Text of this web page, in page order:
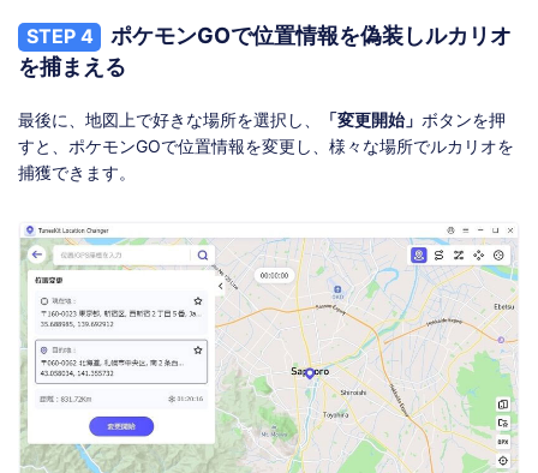
STEP 4
ポケモンGOで位置情報を偽装しルカリオ
を捕まえる
最後に、地図上で好きな場所を選択し、 「変更開始」 ボタンを押
すと、ポケモンGOで位置情報を変更し、様々な場所でルカリオを
捕獲できます。